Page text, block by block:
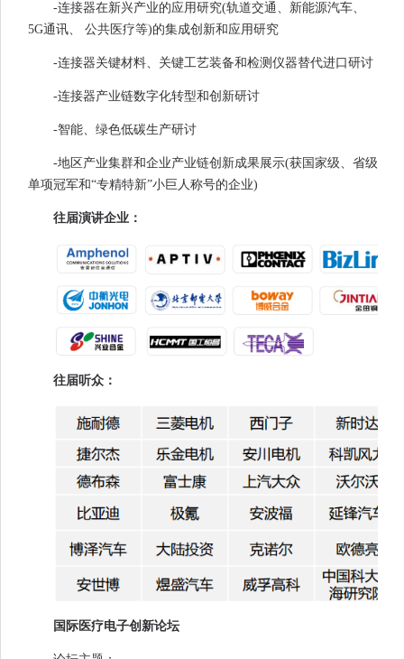
-连接器在新兴产业的应用研究(轨道交通、新能源汽车、
5G通讯、 公共医疗等)的集成创新和应用研究
-连接器关键材料、关键工艺装备和检测仪器替代进口研讨
-连接器产业链数字化转型和创新研讨
-智能、绿色低碳生产研讨
-地区产业集群和企业产业链创新成果展示(获国家级、省级
单项冠军和“专精特新”小巨人称号的企业)
往届演讲企业：
往届听众：
国际医疗电子创新论坛